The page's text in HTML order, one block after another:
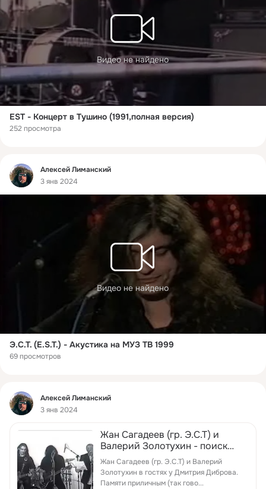
Видео не найдено
EST - Концерт в Тушино (1991,полная версия)
252 просмотра
Фид
Алексей Лиманский
3 янв 2024
Видео не найдено
Э.С.Т. (E.S.T.) - Акустика на МУЗ ТВ 1999
69 просмотров
Фид
Алексей Лиманский
3 янв 2024
Жан Сагадеев (гр. Э.С.Т) и
Валерий Золотухин - поиск
Яндекса по видео
Жан Сагадеев (гр. Э.С.Т) и Валерий
Золотухин в гостях у Дмитрия Диброва.
Памяти приличным (так гово...